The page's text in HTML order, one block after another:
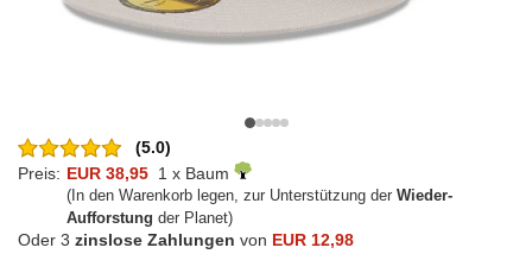
(5.0)
Preis: EUR 38,95 1 x Baum
(In den Warenkorb legen, zur Unterstützung der Wieder-
Aufforstung der Planet)
Oder 3 zinslose Zahlungen von EUR 12,98